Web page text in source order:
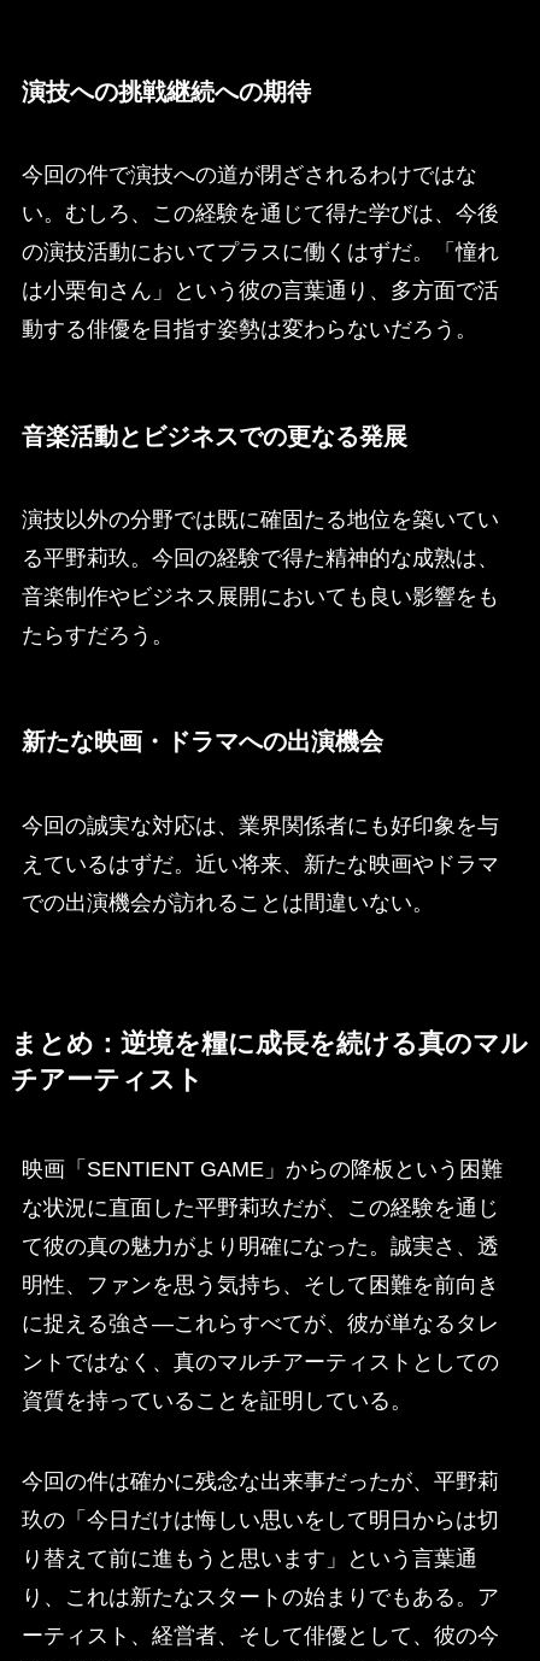
演技への挑戦継続への期待
今回の件で演技への道が閉ざされるわけではな
い。むしろ、この経験を通じて得た学びは、今後
の演技活動においてプラスに働くはずだ。「憧れ
は小栗旬さん」という彼の言葉通り、多方面で活
動する俳優を目指す姿勢は変わらないだろう。
音楽活動とビジネスでの更なる発展
演技以外の分野では既に確固たる地位を築いてい
る平野莉玖。今回の経験で得た精神的な成熟は、
音楽制作やビジネス展開においても良い影響をも
たらすだろう。
新たな映画・ドラマへの出演機会
今回の誠実な対応は、業界関係者にも好印象を与
えているはずだ。近い将来、新たな映画やドラマ
での出演機会が訪れることは間違いない。
まとめ：逆境を糧に成長を続ける真のマル
チアーティスト
映画「SENTIENT GAME」からの降板という困難
な状況に直面した平野莉玖だが、この経験を通じ
て彼の真の魅力がより明確になった。誠実さ、透
明性、ファンを思う気持ち、そして困難を前向き
に捉える強さ—これらすべてが、彼が単なるタレ
ントではなく、真のマルチアーティストとしての
資質を持っていることを証明している。
今回の件は確かに残念な出来事だったが、平野莉
玖の「今日だけは悔しい思いをして明日からは切
り替えて前に進もうと思います」という言葉通
り、これは新たなスタートの始まりでもある。ア
ーティスト、経営者、そして俳優として、彼の今